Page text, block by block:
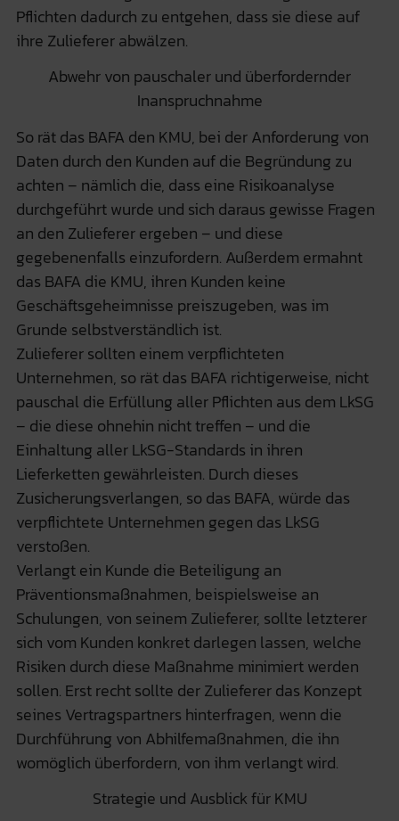
Pflichten dadurch zu entgehen, dass sie diese auf
ihre Zulieferer abwälzen.
Abwehr von pauschaler und überfordernder
Inanspruchnahme
So rät das BAFA den KMU, bei der Anforderung von
Daten durch den Kunden auf die Begründung zu
achten – nämlich die, dass eine Risikoanalyse
durchgeführt wurde und sich daraus gewisse Fragen
an den Zulieferer ergeben – und diese
gegebenenfalls einzufordern. Außerdem ermahnt
das BAFA die KMU, ihren Kunden keine
Geschäftsgeheimnisse preiszugeben, was im
Grunde selbstverständlich ist.
Zulieferer sollten einem verpflichteten
Unternehmen, so rät das BAFA richtigerweise, nicht
pauschal die Erfüllung aller Pflichten aus dem LkSG
– die diese ohnehin nicht treffen – und die
Einhaltung aller LkSG-Standards in ihren
Lieferketten gewährleisten. Durch dieses
Zusicherungsverlangen, so das BAFA, würde das
verpflichtete Unternehmen gegen das LkSG
verstoßen.
Verlangt ein Kunde die Beteiligung an
Präventionsmaßnahmen, beispielsweise an
Schulungen, von seinem Zulieferer, sollte letzterer
sich vom Kunden konkret darlegen lassen, welche
Risiken durch diese Maßnahme minimiert werden
sollen. Erst recht sollte der Zulieferer das Konzept
seines Vertragspartners hinterfragen, wenn die
Durchführung von Abhilfemaßnahmen, die ihn
womöglich überfordern, von ihm verlangt wird.
Strategie und Ausblick für KMU